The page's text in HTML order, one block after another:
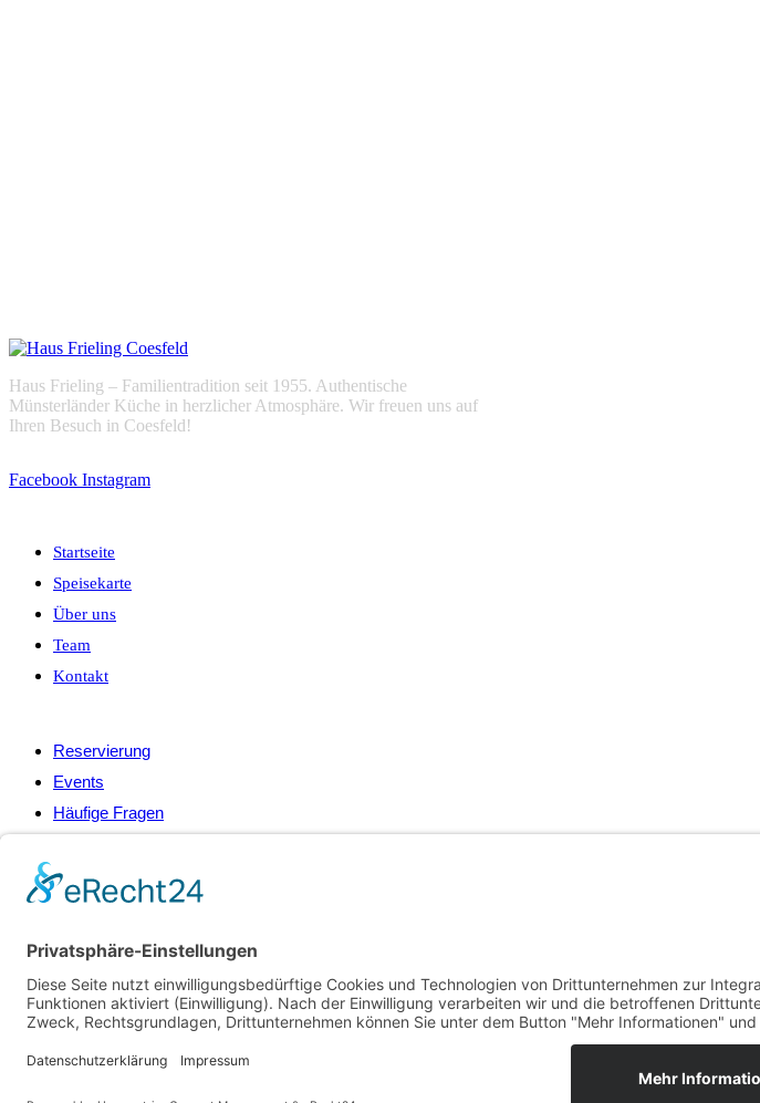
Haus Frieling – Familientradition seit 1955. Authentische
Münsterländer Küche in herzlicher Atmosphäre. Wir freuen uns auf
Ihren Besuch in Coesfeld!
Facebook Instagram
Startseite
Speisekarte
Über uns
Team
Kontakt
Reservierung
Events
Häufige Fragen
Kontakt
E-Mail: info@haus-frieling.de
Öffnungszeiten:klick
Impressum